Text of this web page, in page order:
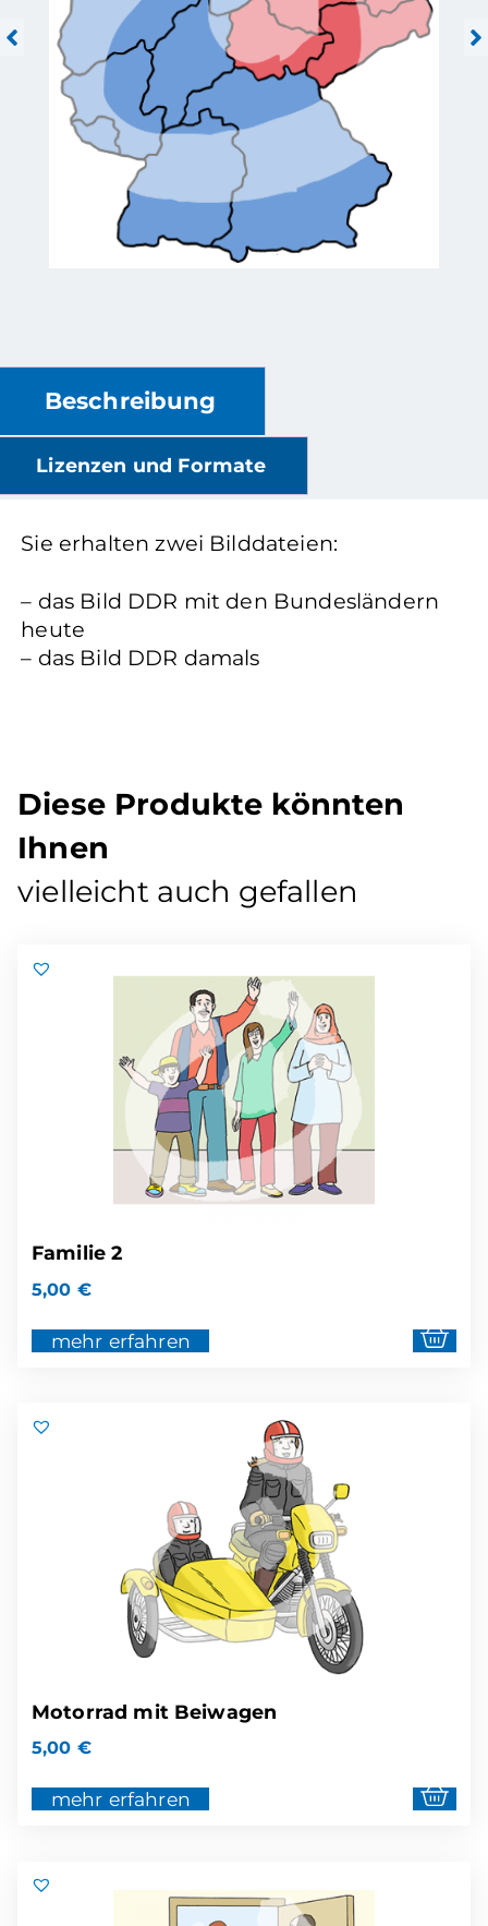
Beschreibung
Lizenzen und Formate
Sie erhalten zwei Bilddateien:
– das Bild DDR mit den Bundesländern
heute
– das Bild DDR damals
Diese Produkte könnten
Ihnen
vielleicht auch gefallen
Familie 2
5,00 €
mehr erfahren
Motorrad mit Beiwagen
5,00 €
mehr erfahren